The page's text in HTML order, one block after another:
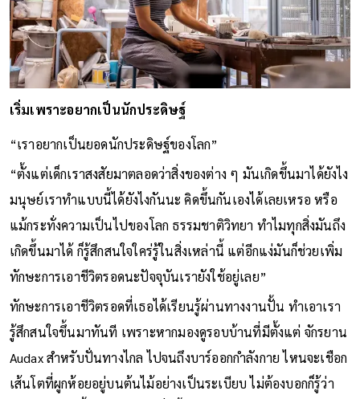
เริ่มเพราะอยากเป็นนักประดิษฐ์
“เราอยากเป็นยอดนักประดิษฐ์ของโลก”
“ตั้งแต่เด็กเราสงสัยมาตลอดว่าสิ่งของต่าง ๆ มันเกิดขึ้นมาได้ยังไง
มนุษย์เราทำแบบนี้ได้ยังไงกันนะ คิดขึ้นกันเองได้เลยเหรอ หรือ
แม้กระทั่งความเป็นไปของโลก ธรรมชาติวิทยา ทำไมทุกสิ่งมันถึง
เกิดขึ้นมาได้ ก็รู้สึกสนใจใคร่รู้ในสิ่งเหล่านี้ แต่อีกแง่มันก็ช่วยเพิ่ม
ทักษะการเอาชีวิตรอดนะปัจจุบันเรายังใช้อยู่เลย”
ทักษะการเอาชีวิตรอดที่เธอได้เรียนรู้ผ่านทางงานปั้น ทำเอาเรา
รู้สึกสนใจขึ้นมาทันที เพราะหากมองดูรอบบ้านที่มีตั้งแต่ จักรยาน
Audax สำหรับปั่นทางไกล ไปจนถึงบาร์ออกกำลังกาย ไหนจะเชือก
เส้นโตที่ผูกห้อยอยู่บนต้นไม้อย่างเป็นระเบียบ ไม่ต้องบอกก็รู้ว่า